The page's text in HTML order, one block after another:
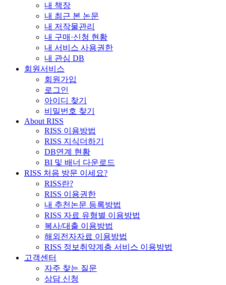
내 책장
내 최근 본 논문
내 저작물관리
내 구매·신청 현황
내 서비스 사용권한
내 관심 DB
회원서비스
회원가입
로그인
아이디 찾기
비밀번호 찾기
About RISS
RISS 이용방법
RISS 지식더하기
DB연계 현황
BI 및 배너 다운로드
RISS 처음 방문 이세요?
RISS란?
RISS 이용권한
내 추천논문 등록방법
RISS 자료 유형별 이용방법
복사/대출 이용방법
해외전자자료 이용방법
RISS 정보취약계층 서비스 이용방법
고객센터
자주 찾는 질문
상담 신청